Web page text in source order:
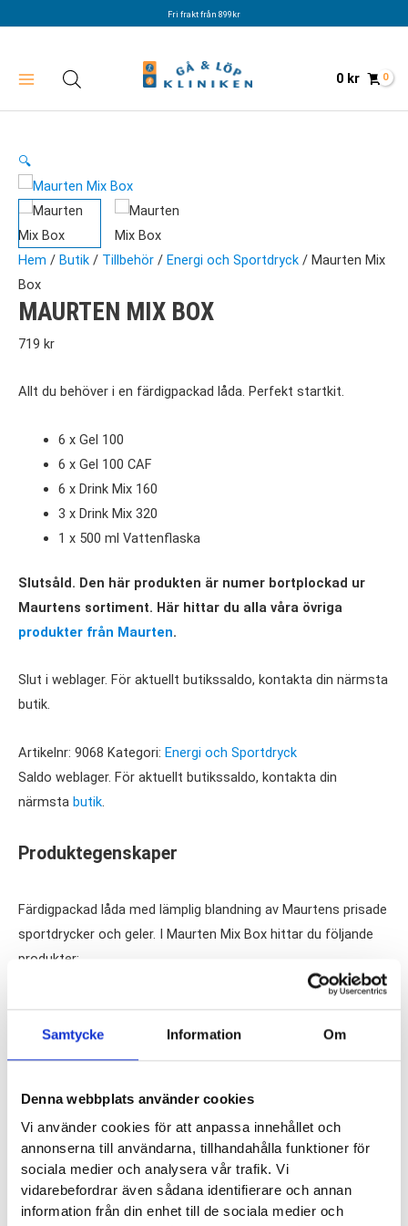
Samtycke Information Om
Denna webbplats använder cookies
Vi använder cookies för att anpassa innehållet och
annonserna till användarna, tillhandahålla funktioner för
sociala medier och analysera vår trafik. Vi
vidarebefordrar även sådana identifierare och annan
information från din enhet till de sociala medier och
Fri frakt från 899kr
0 kr
🔍
Hem / Butik / Tillbehör / Energi och Sportdryck / Maurten Mix
Box
MAURTEN MIX BOX
719 kr
Allt du behöver i en färdigpackad låda. Perfekt startkit.
6 x Gel 100
6 x Gel 100 CAF
6 x Drink Mix 160
3 x Drink Mix 320
1 x 500 ml Vattenflaska
Slutsåld. Den här produkten är numer bortplockad ur
Maurtens sortiment. Här hittar du alla våra övriga
produkter från Maurten.
Slut i weblager. För aktuellt butikssaldo, kontakta din närmsta
butik.
Artikelnr: 9068 Kategori: Energi och Sportdryck
Saldo weblager. För aktuellt butikssaldo, kontakta din
närmsta butik.
Produktegenskaper
Färdigpackad låda med lämplig blandning av Maurtens prisade
sportdrycker och geler. I Maurten Mix Box hittar du följande
produkter:
6 x Gel 100
6 x Gel 100 CAF
6 x Drink Mix 160
1 x 500 ml Vattenflaska
Med Maurtens sportdrycker och geler ger du din kropp större
möjlighet att inta mer energi och på ett skonsammare vis för
din mage. Med hydrogel-teknik har Maurten patent på att